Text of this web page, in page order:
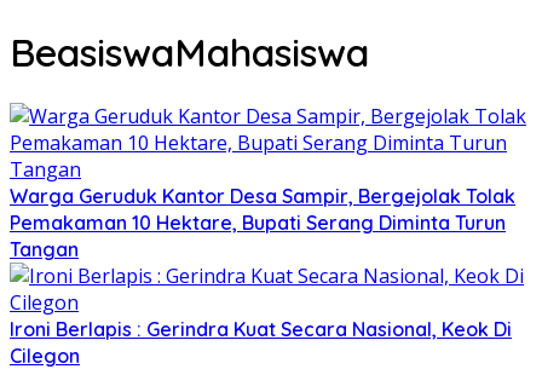
BeasiswaMahasiswa
Warga Geruduk Kantor Desa Sampir, Bergejolak Tolak
Pemakaman 10 Hektare, Bupati Serang Diminta Turun
Tangan
Ironi Berlapis : Gerindra Kuat Secara Nasional, Keok Di
Cilegon